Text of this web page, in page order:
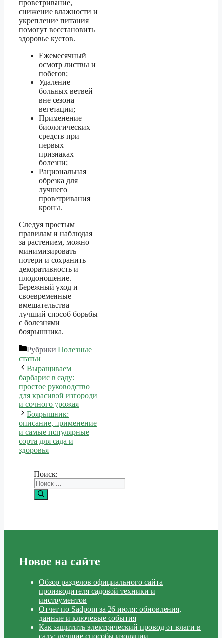
проветривание,
снижение влажности и
укрепление питания
помогут восстановить
здоровье кустов.
Ежемесячный
осмотр листвы и
побегов;
Удаление
больных ветвей
вне сезона
вегетации;
Применение
биологических
средств при
первых
признаках
болезни;
Рациональная
обрезка для
лучшего
проветривания
кроны.
Следуя простым
правилам и наблюдая
за растением, можно
минимизировать
потери и сохранить
декоративность и
плодоношение.
Бережный уход и
своевременные
вмешательства —
лучший способ борьбы
с болезнями
боярышника.
Рубрики Полезные
статьи
Выращиваем
барбарис в саду:
простое руководство
для красивой изгороди
и сочного урожая
Боярышник:
описание, применение
и самые популярные
сорта для сада и
здоровья
Поиск:
Новое на сайте
Обзор разделов официального сайта
производителя садовой техники и
инструментов
Отчет по Sadpom за 26 июля: обновления,
данные и ключевые события
Как защитить электрический провод от влаги в
саду: лучшие способы изоляции